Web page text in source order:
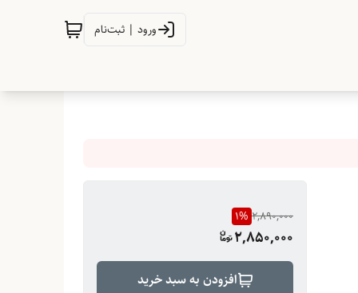
ورود | ثبت‌نام
2,890,000
1%
2,850,000
افزودن به سبد خرید